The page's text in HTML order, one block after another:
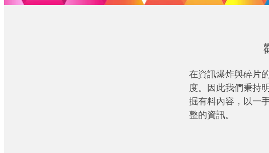
在資訊爆炸與碎片
度。因此我們秉持
掘有料內容，以一
整的資訊。